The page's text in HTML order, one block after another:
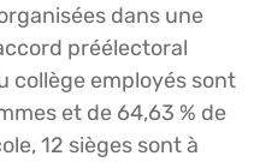
dans une
préélectoral
collège employés sont
et de 64,63 % de
12 sièges sont à